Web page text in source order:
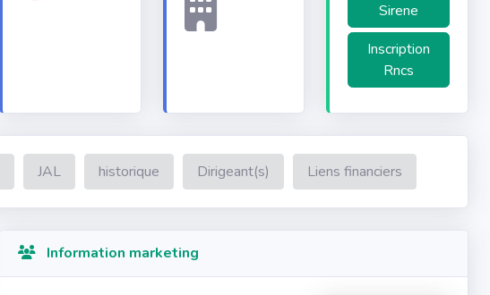
Sirene
Inscription
Rncs
JAL historique Dirigeant(s) Liens financiers
Information marketing